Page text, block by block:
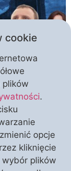
do
programu
przez nasze
Kultury
Czy
to pytanie
cookie
plików
.
opcje
kliknięcie
wybór plików